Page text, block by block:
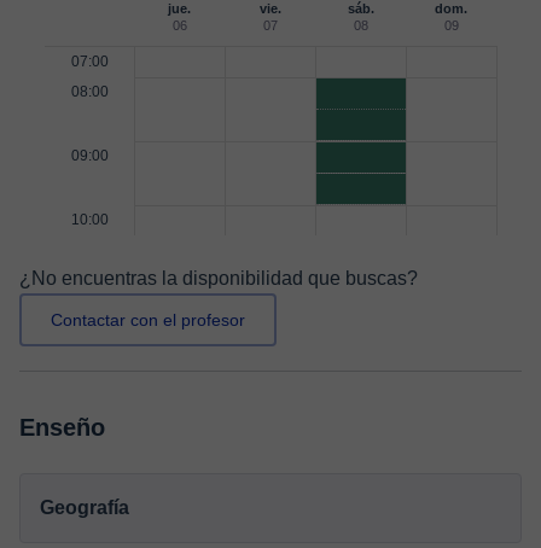
jue.
06
vie.
07
sáb.
08
dom.
09
07:00
08:00
09:00
10:00
¿No encuentras la disponibilidad que buscas?
Contactar con el profesor
Enseño
Geografía